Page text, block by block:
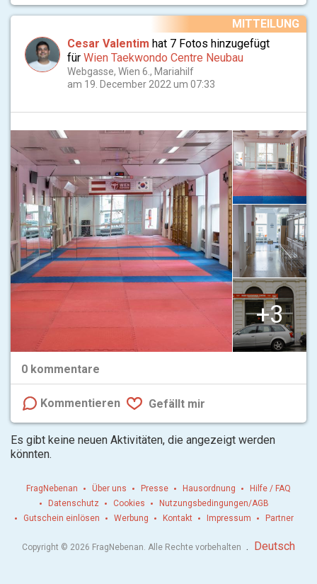
MITTEILUNG
Cesar Valentim hat 7 Fotos hinzugefügt
für Wien Taekwondo Centre Neubau
Webgasse, Wien 6., Mariahilf
am 19. December 2022 um 07:33
+3
0 kommentare
Kommentieren Gefällt mir
Es gibt keine neuen Aktivitäten, die angezeigt werden
könnten.
FragNebenan Über uns Presse Hausordnung
Hilfe / FAQ
Datenschutz
Cookies
Nutzungsbedingungen/AGB
Gutschein einlösen
Werbung Kontakt Impressum Partner
Copyright © 2026 FragNebenan. Alle Rechte vorbehalten . Deutsch